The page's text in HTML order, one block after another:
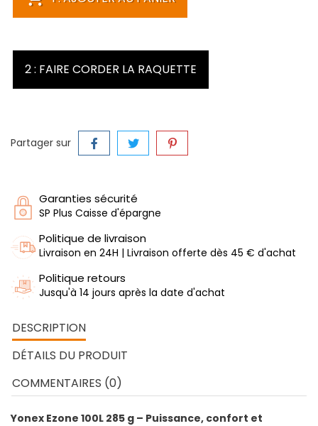
2 : FAIRE CORDER LA RAQUETTE
Partager sur
Garanties sécurité
SP Plus Caisse d'épargne
Politique de livraison
Livraison en 24H | Livraison offerte dès 45 € d'achat
Politique retours
Jusqu'à 14 jours après la date d'achat
DESCRIPTION
DÉTAILS DU PRODUIT
COMMENTAIRES (0)
Yonex Ezone 100L 285 g – Puissance, confort et